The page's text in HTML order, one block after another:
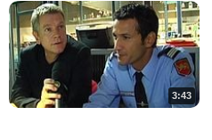
3:43